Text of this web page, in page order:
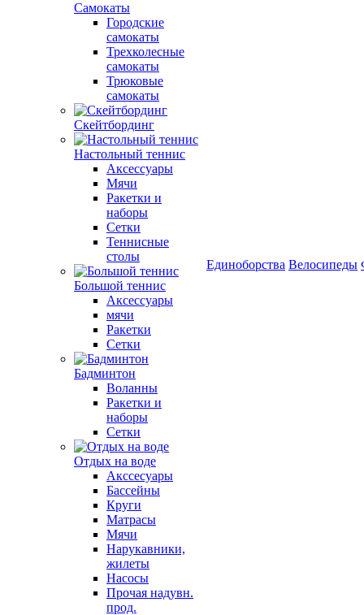
Самокаты
Городские
самокаты
Трехколесные
самокаты
Трюковые
самокаты
Скейтбординг
Настольный теннис
Аксессуары
Мячи
Ракетки и
наборы
Сетки
Теннисные
столы
Большой теннис
Аксессуары
мячи
Ракетки
Сетки
Бадминтон
Воланны
Ракетки и
наборы
Сетки
Отдых на воде
Акссесуары
Бассейны
Круги
Матрасы
Мячи
Нарукавники,
жилеты
Насосы
Прочая надувн.
прод.
Единоборства Велосипеды